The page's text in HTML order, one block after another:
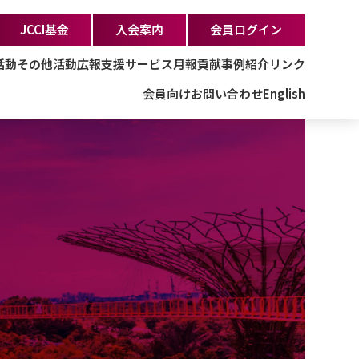
JCCI基金 入会案内 会員ログイン
動その他活動広報支援サービス月報貢献事例紹介リンク
会員向けお問い合わせEnglish